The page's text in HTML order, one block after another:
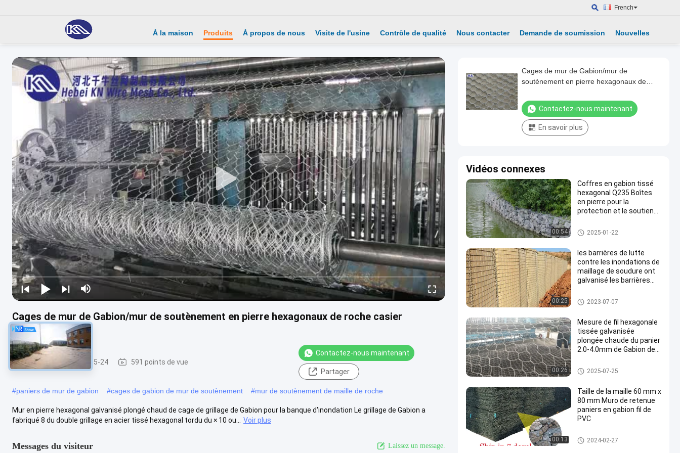
French
À la maison Produits À propos de nous Visite de l'usine Contrôle de qualité Nous contacter Demande de soumission Nouvelles
Cages de mur de Gabion/mur de soutènement en pierre hexagonaux de roche casier
métallique
gabions 2025-05-24 591 points de vue
Contactez-nous maintenant
Partager
#paniers de mur de gabion #cages de gabion de mur de soutènement #mur de soutènement de maille de roche
Mur en pierre hexagonal galvanisé plongé chaud de cage de grillage de Gabion pour la banque d'inondation Le grillage de Gabion a
fabriqué 8 du double grillage en acier tissé hexagonal tordu du × 10 ou...
Voir plus
Messages du visiteur Laissez un message.
Cages de mur de Gabion/mur de
soutènement en pierre hexagonaux de
Contactez-nous maintenant
En savoir plus
Vidéos connexes
00:54
Coffres en gabion tissé
hexagonal Q235 Boîtes
en pierre pour la
protection et le soutien
gabions
2025-01-22
00:25
les barrières de lutte
contre les inondations de
maillage de soudure ont
galvanisé les barrières
bastion de grillage
Barrière défensive
2023-07-07
00:26
Mesure de fil hexagonale
tissée galvanisée
plongée chaude du panier
2.0-4.0mm de Gabion de
gabions
2025-07-25
00:13
Taille de la maille 60 mm x
80 mm Muro de retenue
paniers en gabion fil de
PVC
gabions
2024-02-27